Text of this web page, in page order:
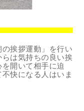
挨拶運動」を行い
は気持ちの良い挨
開いて相手に迫
快になる人はいま